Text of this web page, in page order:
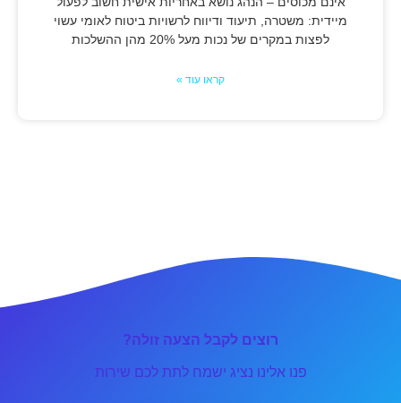
מיידית: משטרה, תיעוד ודיווח לרשויות ביטוח לאומי עשוי
לפצות במקרים של נכות מעל 20% מהן ההשלכות
קראו עוד »
רוצים לקבל הצעה זולה?
פנו אלינו נציג ישמח לתת לכם שירות